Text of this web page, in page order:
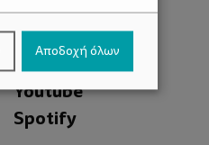
Facebook
Instagram
Youtube
Spotify
Αποδοχή όλων